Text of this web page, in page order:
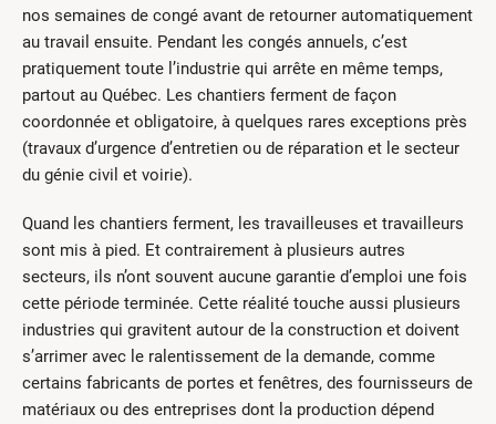
nos semaines de congé avant de retourner automatiquement
au travail ensuite. Pendant les congés annuels, c’est
pratiquement toute l’industrie qui arrête en même temps,
partout au Québec. Les chantiers ferment de façon
coordonnée et obligatoire, à quelques rares exceptions près
(travaux d’urgence d’entretien ou de réparation et le secteur
du génie civil et voirie).
Quand les chantiers ferment, les travailleuses et travailleurs
sont mis à pied. Et contrairement à plusieurs autres
secteurs, ils n’ont souvent aucune garantie d’emploi une fois
cette période terminée. Cette réalité touche aussi plusieurs
industries qui gravitent autour de la construction et doivent
s’arrimer avec le ralentissement de la demande, comme
certains fabricants de portes et fenêtres, des fournisseurs de
matériaux ou des entreprises dont la production dépend